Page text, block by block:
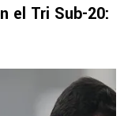
el Tri Sub-20: